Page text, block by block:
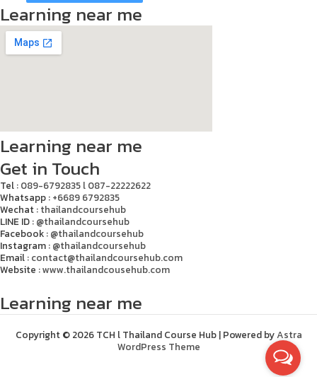
Learning near me
Learning near me
Get in Touch
Tel : 089-6792835 l 087-22222622
Whatsapp : +6689 6792835
Wechat : thailandcoursehub
LINE ID : @thailandcoursehub
Facebook : @thailandcoursehub
Instagram : @thailandcoursehub
Email : contact@thailandcoursehub.com
Website :www.thailandcousehub.com
Learning near me
Copyright © 2026 TCH l Thailand Course Hub | Powered byAstra
WordPress Theme